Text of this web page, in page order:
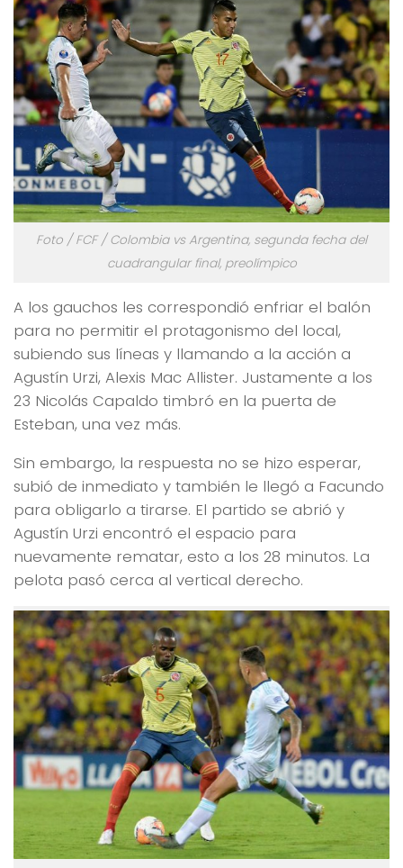
Foto / FCF / Colombia vs Argentina, segunda fecha del
cuadrangular final, preolímpico
A los gauchos les correspondió enfriar el balón
para no permitir el protagonismo del local,
subiendo sus líneas y llamando a la acción a
Agustín Urzi, Alexis Mac Allister. Justamente a los
23 Nicolás Capaldo timbró en la puerta de
Esteban, una vez más.
Sin embargo, la respuesta no se hizo esperar,
subió de inmediato y también le llegó a Facundo
para obligarlo a tirarse. El partido se abrió y
Agustín Urzi encontró el espacio para
nuevamente rematar, esto a los 28 minutos. La
pelota pasó cerca al vertical derecho.